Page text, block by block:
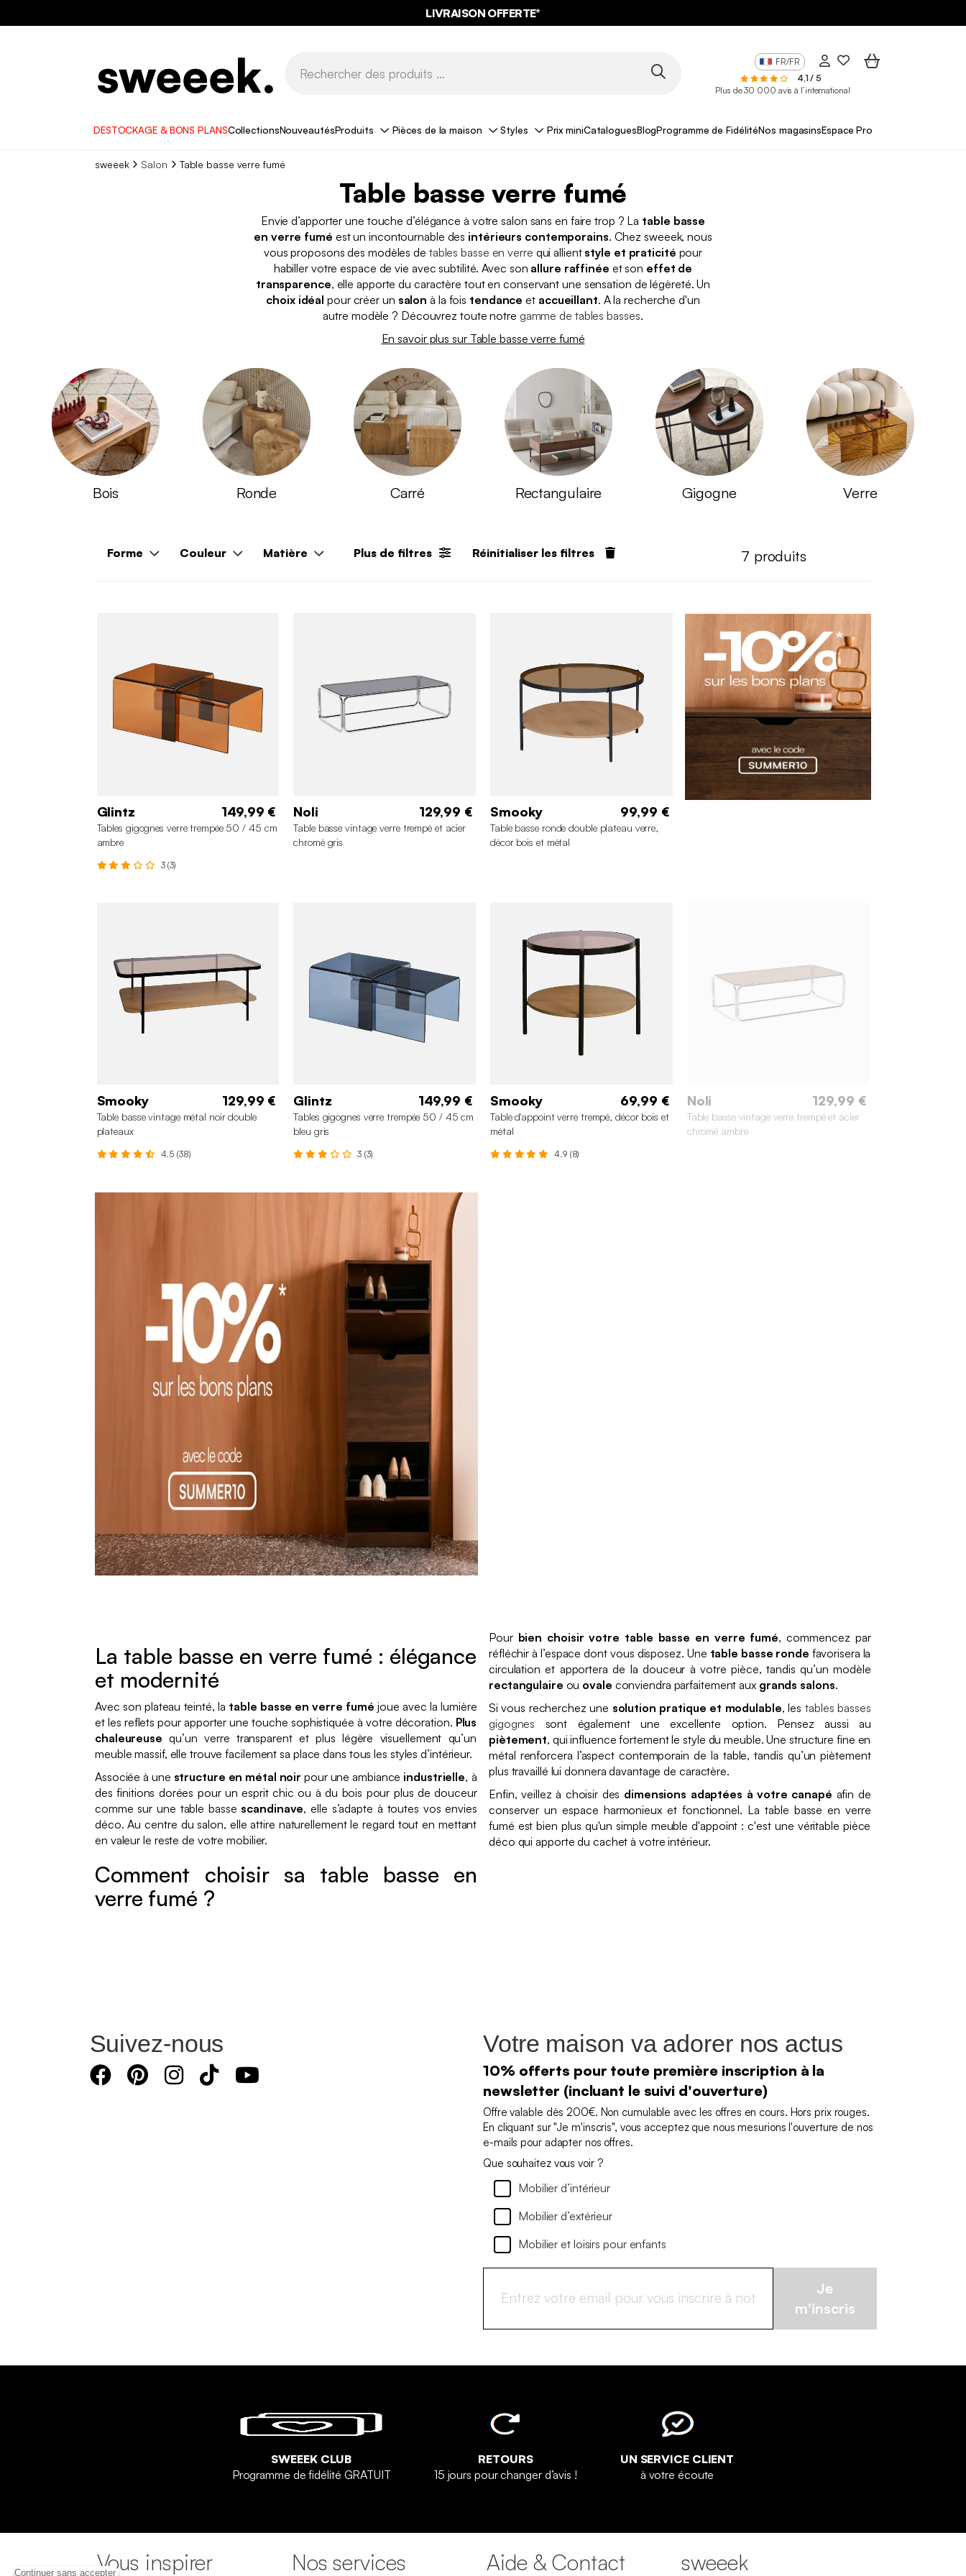
Continuer sans accepter
LIVRAISON OFFERTE*
FR/FR
4,1 / 5
Plus de 30 000 avis à l’international
DESTOCKAGE & BONS PLANSCollectionsNouveautésProduits Pièces de la maison Styles Prix miniCataloguesBlogProgramme de FidélitéNos magasinsEspace Pro
sweeek Salon Table basse verre fumé
Table basse verre fumé
Envie d’apporter une touche d’élégance à votre salon sans en faire trop ? La table basse
en verre fumé est un incontournable des intérieurs contemporains. Chez sweeek, nous
vous proposons des modèles de tables basse en verre qui allient style et praticité pour
habiller votre espace de vie avec subtilité. Avec son allure raffinée et son effet de
transparence, elle apporte du caractère tout en conservant une sensation de légèreté. Un
choix idéal pour créer un salon à la fois tendance et accueillant. A la recherche d'un
autre modèle ? Découvrez toute notre gamme de tables basses.
En savoir plus sur Table basse verre fumé
Bois Ronde Carré Rectangulaire Gigogne Verre
Forme Couleur Matière Plus de filtres Réinitialiser les filtres 7 produits
Glintz 149,99 €
Tables gigognes verre trempée 50 / 45 cm
ambre
3 (3)
Noli 129,99 €
Table basse vintage verre trempé et acier
chromé gris
Smooky 99,99 €
Table basse ronde double plateau verre,
décor bois et métal
Smooky 129,99 €
Table basse vintage métal noir double
plateaux
4.5 (38)
Glintz 149,99 €
Tables gigognes verre trempée 50 / 45 cm
bleu gris
3 (3)
Smooky 69,99 €
Table d'appoint verre trempé, décor bois et
métal
4.9 (8)
Noli 129,99 €
Table basse vintage verre trempé et acier
chromé ambre
La table basse en verre fumé : élégance
et modernité
Avec son plateau teinté, la table basse en verre fumé joue avec la lumière
et les reflets pour apporter une touche sophistiquée à votre décoration. Plus
chaleureuse qu’un verre transparent et plus légère visuellement qu’un
meuble massif, elle trouve facilement sa place dans tous les styles d’intérieur.
Associée à une structure en métal noir pour une ambiance industrielle, à
des finitions dorées pour un esprit chic ou à du bois pour plus de douceur
comme sur une table basse scandinave, elle s’adapte à toutes vos envies
déco. Au centre du salon, elle attire naturellement le regard tout en mettant
en valeur le reste de votre mobilier.
Comment choisir sa table basse en
verre fumé ?
Pour bien choisir votre table basse en verre fumé, commencez par
réfléchir à l’espace dont vous disposez. Une table basse ronde favorisera la
circulation et apportera de la douceur à votre pièce, tandis qu’un modèle
rectangulaire ou ovale conviendra parfaitement aux grands salons.
Si vous recherchez une solution pratique et modulable, lestables basses
gigognes sont également une excellente option. Pensez aussi au
piètement, qui influence fortement le style du meuble. Une structure fine en
métal renforcera l’aspect contemporain de la table, tandis qu’un piètement
plus travaillé lui donnera davantage de caractère.
Enfin, veillez à choisir des dimensions adaptées à votre canapé afin de
conserver un espace harmonieux et fonctionnel. La table basse en verre
fumé est bien plus qu'un simple meuble d'appoint : c'est une véritable pièce
déco qui apporte du cachet à votre intérieur.
Suivez-nous Votre maison va adorer nos actus
10% offerts pour toute première inscription à la
newsletter (incluant le suivi d'ouverture)
Offre valable dès 200€. Non cumulable avec les offres en cours. Hors prix rouges.
En cliquant sur "Je m'inscris", vous acceptez que nous mesurions l'ouverture de nos
e-mails pour adapter nos offres.
Que souhaitez vous voir ?
Mobilier d’intérieur
Mobilier d’extérieur
Mobilier et loisirs pour enfants
Je
m'inscris
SWEEEK CLUB
Programme de fidélité GRATUIT
RETOURS
15 jours pour changer d’avis !
UN SERVICE CLIENT
à votre écoute
Vous inspirer Nos services Aide & Contact sweeek